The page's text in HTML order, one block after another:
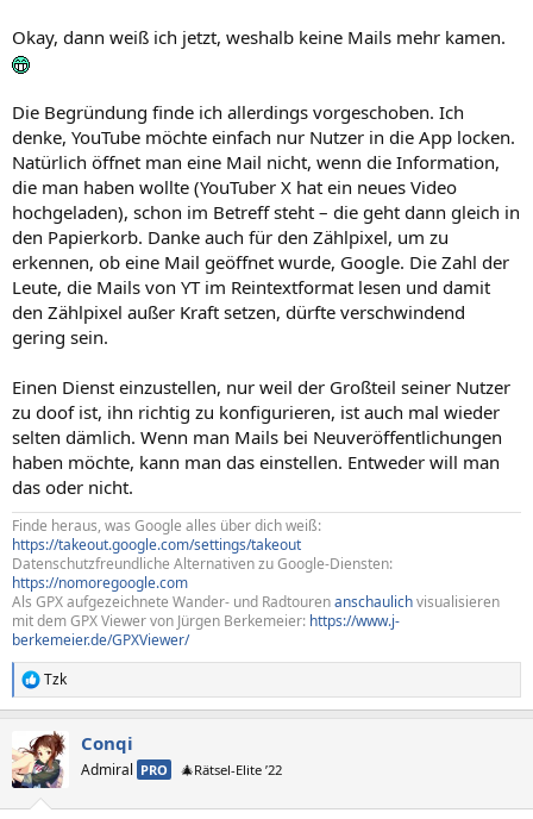
Okay, dann weiß ich jetzt, weshalb keine Mails mehr kamen.
Die Begründung finde ich allerdings vorgeschoben. Ich
denke, YouTube möchte einfach nur Nutzer in die App locken.
Natürlich öffnet man eine Mail nicht, wenn die Information,
die man haben wollte (YouTuber X hat ein neues Video
hochgeladen), schon im Betreff steht – die geht dann gleich in
den Papierkorb. Danke auch für den Zählpixel, um zu
erkennen, ob eine Mail geöffnet wurde, Google. Die Zahl der
Leute, die Mails von YT im Reintextformat lesen und damit
den Zählpixel außer Kraft setzen, dürfte verschwindend
gering sein.
Einen Dienst einzustellen, nur weil der Großteil seiner Nutzer
zu doof ist, ihn richtig zu konfigurieren, ist auch mal wieder
selten dämlich. Wenn man Mails bei Neuveröffentlichungen
haben möchte, kann man das einstellen. Entweder will man
das oder nicht.
Finde heraus, was Google alles über dich weiß:
https://takeout.google.com/settings/takeout
Datenschutzfreundliche Alternativen zu Google-Diensten:
https://nomoregoogle.com
Als GPX aufgezeichnete Wander- und Radtourenanschaulichvisualisieren
mit dem GPX Viewer von Jürgen Berkemeier: https://www.j-
berkemeier.de/GPXViewer/
R
e
k
t
i
Tzk
Conqi
Admiral PRO 🎄Rätsel-Elite ’22